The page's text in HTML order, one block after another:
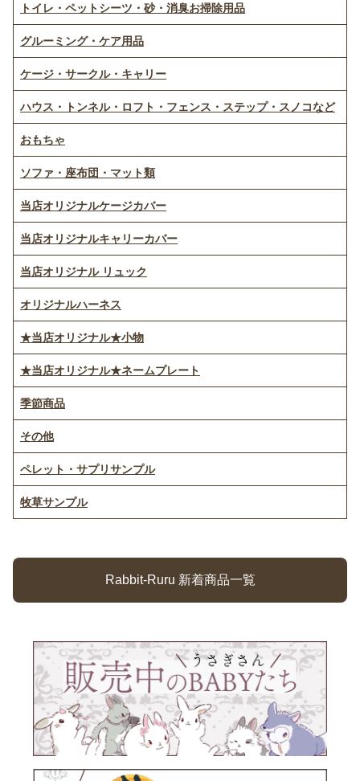
トイレ・ペットシーツ・砂・消臭お掃除用品
グルーミング・ケア用品
ケージ・サークル・キャリー
ハウス・トンネル・ロフト・フェンス・ステップ・スノコなど
おもちゃ
ソファ・座布団・マット類
当店オリジナルケージカバー
当店オリジナルキャリーカバー
当店オリジナル リュック
オリジナルハーネス
★当店オリジナル★小物
★当店オリジナル★ネームプレート
季節商品
その他
ペレット・サプリサンプル
牧草サンプル
Rabbit-Ruru 新着商品一覧